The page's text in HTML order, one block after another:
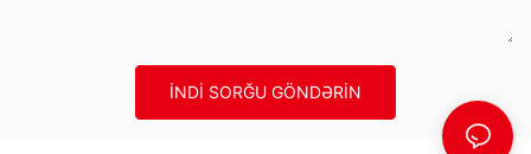
İNDI SORĞU GÖNDƏRIN